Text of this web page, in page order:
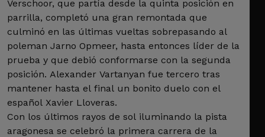
Verschoor, que partía desde la quinta posición en
parrilla, completó una gran remontada que
culminó en las últimas vueltas sobrepasando al
poleman Jarno Opmeer, hasta entonces líder de la
prueba y que debió conformarse con la segunda
posición. Alexander Vartanyan fue tercero tras
mantener hasta el final un bonito duelo con el
español Xavier Lloveras.
Con los últimos rayos de sol iluminando la pista
aragonesa se celebró la primera carrera de la